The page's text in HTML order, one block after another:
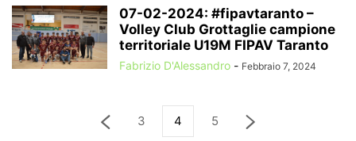
07-02-2024: #fipavtaranto –
Volley Club Grottaglie campione
territoriale U19M FIPAV Taranto
Fabrizio D'Alessandro - Febbraio 7, 2024
3 4 5